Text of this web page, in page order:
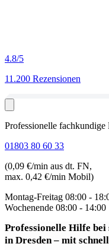
4.8/5
11.200 Rezensionen
Professionelle fachkundige
01803 80 60 33
(0,09 €/min aus dt. FN,
max. 0,42 €/min Mobil)
Montag-Freitag 08:00 -
Wochenende 08:00 - 14:00
Professionelle Hilfe
in Dresden– mit